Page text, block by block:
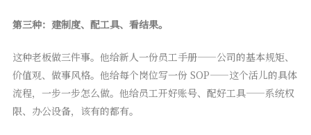
第三种：建制度、配工具、看结果。
这种老板做三件事。他给新人一份员工手册——公司的基本规矩、
价值观、做事风格。他给每个岗位写一份 SOP——这个活儿的具体
流程，一步一步怎么做。他给员工开好账号、配好工具——系统权
限、办公设备，该有的都有。